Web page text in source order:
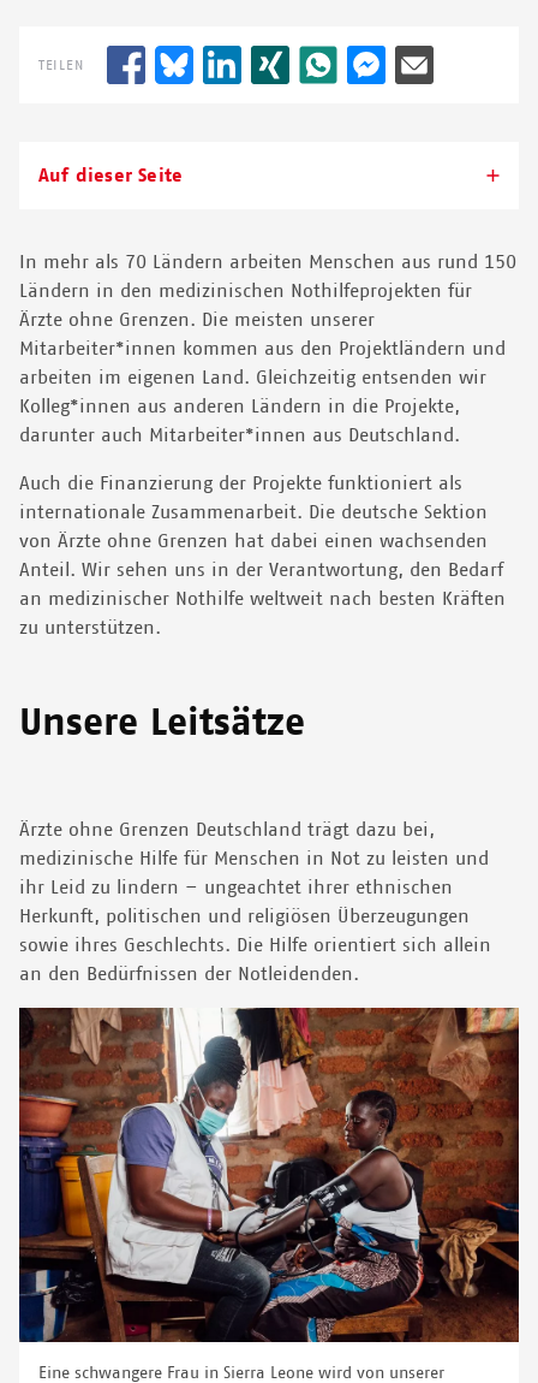
© LAURA KANT/MSF
TEILEN
Auf dieser Seite
In mehr als 70 Ländern arbeiten Menschen aus rund 150
Ländern in den medizinischen Nothilfeprojekten für
Ärzte ohne Grenzen. Die meisten unserer
Mitarbeiter*innen kommen aus den Projektländern und
arbeiten im eigenen Land. Gleichzeitig entsenden wir
Kolleg*innen aus anderen Ländern in die Projekte,
darunter auch Mitarbeiter*innen aus Deutschland.
Auch die Finanzierung der Projekte funktioniert als
internationale Zusammenarbeit. Die deutsche Sektion
von Ärzte ohne Grenzen hat dabei einen wachsenden
Anteil. Wir sehen uns in der Verantwortung, den Bedarf
an medizinischer Nothilfe weltweit nach besten Kräften
zu unterstützen.
Unsere Leitsätze
Ärzte ohne Grenzen Deutschland trägt dazu bei,
medizinische Hilfe für Menschen in Not zu leisten und
ihr Leid zu lindern – ungeachtet ihrer ethnischen
Herkunft, politischen und religiösen Überzeugungen
sowie ihres Geschlechts. Die Hilfe orientiert sich allein
an den Bedürfnissen der Notleidenden.
Eine schwangere Frau in Sierra Leone wird von unserer